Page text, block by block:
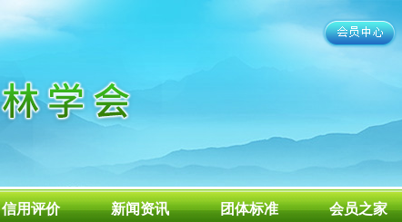
信用评价 新闻资讯 团体标准 会员之家